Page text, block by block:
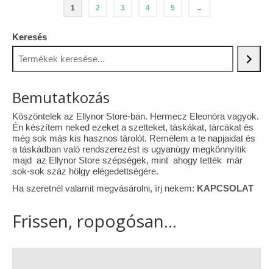
1 2 3 4 5 →
Keresés
Bemutatkozás
Köszöntelek az Ellynor Store-ban. Hermecz Eleonóra vagyok.
Én készítem neked ezeket a szetteket, táskákat, tárcákat és
még sok más kis hasznos tárolót. Remélem a te napjaidat és
a táskádban való rendszerezést is ugyanúgy megkönnyítik
majd az Ellynor Store szépségek, mint ahogy tették már
sok-sok száz hölgy elégedettségére.
Ha szeretnél valamit megvásárolni, írj nekem: KAPCSOLAT
Frissen, ropogósan...